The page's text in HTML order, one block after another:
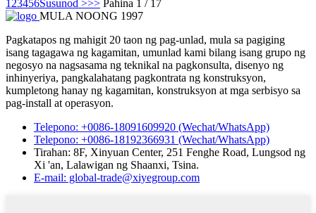
1 23456Susunod >>> Pahina 1 / 17
MULA NOONG 1997
Pagkatapos ng mahigit 20 taon ng pag-unlad, mula sa pagiging
isang tagagawa ng kagamitan, umunlad kami bilang isang grupo ng
negosyo na nagsasama ng teknikal na pagkonsulta, disenyo ng
inhinyeriya, pangkalahatang pagkontrata ng konstruksyon,
kumpletong hanay ng kagamitan, konstruksyon at mga serbisyo sa
pag-install at operasyon.
Telepono: +0086-18091609920 (Wechat/WhatsApp)
Telepono: +0086-18192366931 (Wechat/WhatsApp)
Tirahan: 8F, Xinyuan Center, 251 Fenghe Road, Lungsod ng
Xi 'an, Lalawigan ng Shaanxi, Tsina.
E-mail: global-trade@xiyegroup.com